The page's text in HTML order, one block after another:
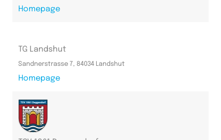
Homepage
TG Landshut
Sandnerstrasse 7, 84034 Landshut
Homepage